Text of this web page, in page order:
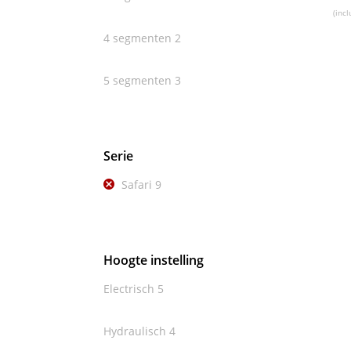
4 segmenten 2
5 segmenten 3
Serie
Safari 9
Hoogte instelling
Electrisch 5
Hydraulisch 4